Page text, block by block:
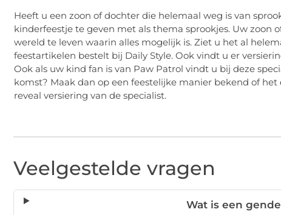
Heeft u een zoon of dochter die helemaal weg is van
kinderfeestje te geven met als thema sprookjes. Uw
wereld te leven waarin alles mogelijk is. Ziet u het al
feestartikelen bestelt bij Daily Style. Ook vindt u er
Ook als uw kind fan is van Paw Patrol vindt u bij deze
komst? Maak dan op een feestelijke manier bekend of
reveal versiering van de specialist.
Veelgestelde vragen
Wat is een